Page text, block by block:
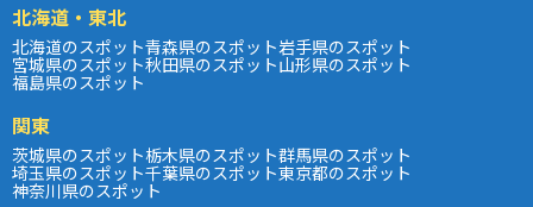
北海道・東北
北海道のスポット青森県のスポット岩手県のスポット
宮城県のスポット秋田県のスポット山形県のスポット
福島県のスポット
関東
茨城県のスポット栃木県のスポット群馬県のスポット
埼玉県のスポット千葉県のスポット東京都のスポット
神奈川県のスポット